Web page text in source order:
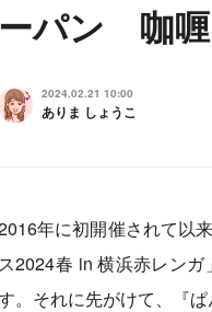
ーパン 咖喱
2024.02.21 10:00
ありま しょうこ
年に初開催されて以
ス2024春 in 横浜赤レン
。それに先がけて、『